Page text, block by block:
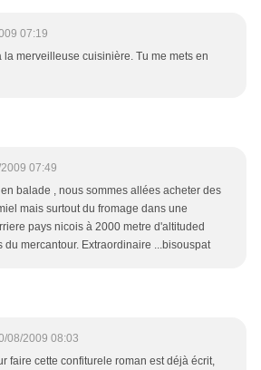
07:19
la merveilleuse cuisinière. Tu me mets en
07:49
balade , nous sommes allées acheter des
mais surtout du fromage dans une
pays nicois à 2000 metre d'altituded
du mercantour. Extraordinaire ...bisouspat
08/2009 08:03
faire cette confiturele roman est déjà écrit,